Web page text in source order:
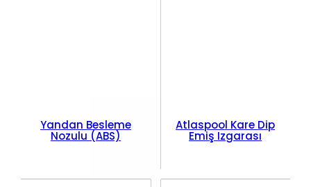
Yandan Besleme
Nozulu (ABS)
Atlaspool Kare Dip
Emiş Izgarası